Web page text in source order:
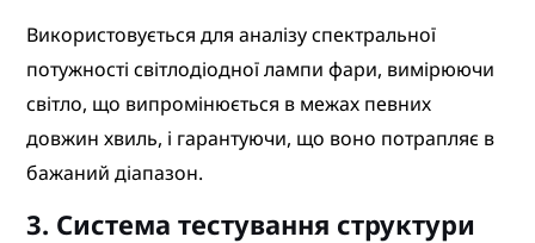
Використовується для аналізу спектральної
потужності світлодіодної лампи фари, вимірюючи
світло, що випромінюється в межах певних
довжин хвиль, і гарантуючи, що воно потрапляє в
бажаний діапазон.
3. Система тестування структури